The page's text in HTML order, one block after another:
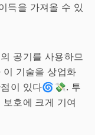
득을 가져올 수 있
공기를 사용하므
기술을 상업화
이 있다🌀💸. 투
호에 크게 기여